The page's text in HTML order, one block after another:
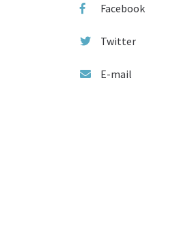
Facebook
Twitter
E-mail